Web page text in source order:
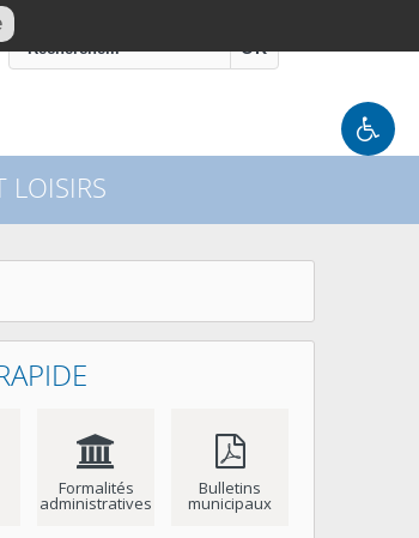
OK
LOISIRS
Formalités
administratives
Bulletins
municipaux